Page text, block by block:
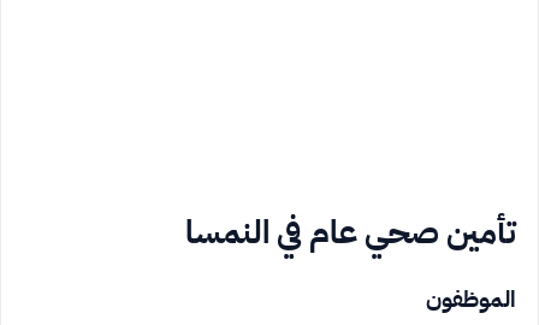
تأمين صحي عام في النمسا
الموظفون